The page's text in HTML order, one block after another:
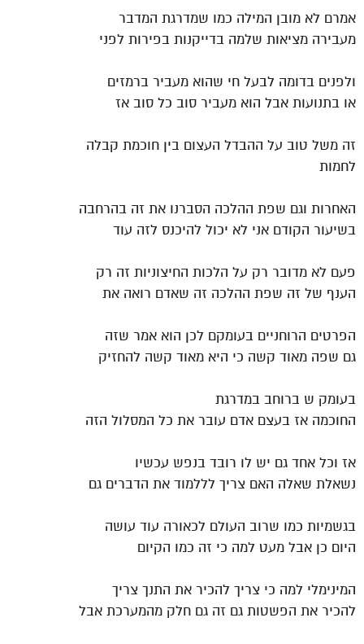
אמרם לא מובן המילה כמו שמדרגת המדבר
מעבירה מציאות שלמה בדייקנות בפירות לפני
ולפנים בדומה לבעל חי שהוא מעביר ברמזים
או בתנועות אבל הוא מעביר סוב כל סוב אז
זה משל טוב על ההבדל העצום בין חוכמת קבלה
לחמות
האחרות וגם שפת ההלכה הסברנו את זה בהרחבה
בשיעור הקודם אני לא יכול להיכנס לזה עוד
פעם לא מדובר רק על הלכות החיצוניות זה רק
הענף של זה שפת ההלכה זה שאדם רואה את
הפרטים הרוחניים בעומקם לכן הוא אמר שזה
גם שפה מאוד קשה כי היא מאוד קשה להחזיק
בעומק ש ברוחב במדרגת
החוכמה אז בעצם אדם עובר את כל המסלול הזה
אז וכל אחד גם יש לו רובד בנפש עכשיו
נשאלת שאלה האם צריך לללמוד את הדברים גם
בגשמיות כמו שרוב העולם לכאורה עוד עושה
היום כן אבל מעט למה כי זה כמו הקיום
המינימלי למה כי צריך להכיר את התנך צריך
להכיר את הפשטות גם זה גם חלק מהמערכת אבל